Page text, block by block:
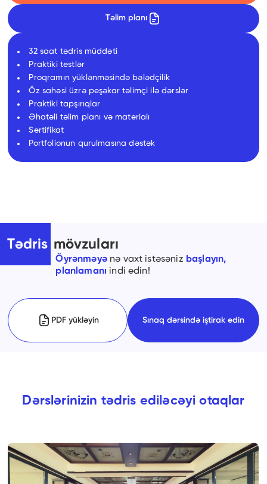
Təlim planı
32 saat tədris müddəti
Praktiki testlər
Proqramın yüklənməsində bələdçilik
Öz sahəsi üzrə peşəkar təlimçi ilə dərslər
Praktiki tapşırıqlar
Əhatəli təlim planı və materialı
Sertifikat
Portfolionun qurulmasına dəstək
Tədris mövzuları
Öyrənməyənə vaxt istəsəniz başlayın,
planlamanı indi edin!
PDF yükləyin Sınaq dərsində iştirak edin
Dərslərinizin tədris ediləcəyi otaqlar